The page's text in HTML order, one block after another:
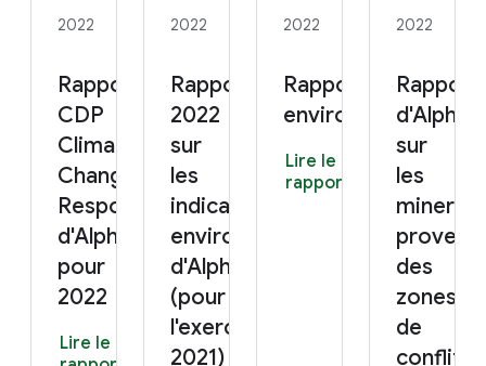
2022
Rapport
CDP
Climate
Change
Response
d'Alphabet
pour
2022
Lire le
2022
Rapport
2022
sur
les
indicateurs
environnementaux
d'Alphabet
(pour
l'exercice
2021)
2022
Rapport
environnemental
Lire le
rapport
2022
Rapport
sur
les
minerais
des
zones
de
conflits